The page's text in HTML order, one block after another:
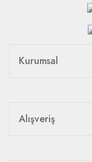
Kurumsal
Alışveriş